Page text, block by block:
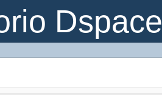
Dspace